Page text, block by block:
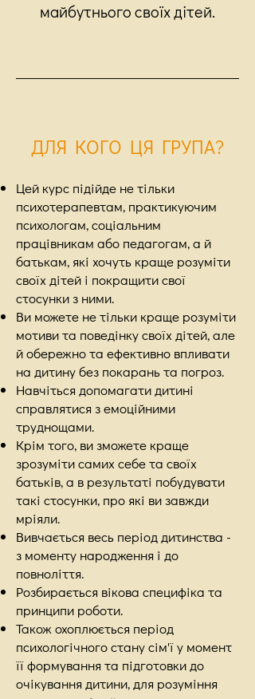
майбутнього своїх дітей.
ДЛЯ КОГО ЦЯ ГРУПА?
Цей курс підійде не тільки
психотерапевтам, практикуючим
психологам, соціальним
працівникам або педагогам, а й
батькам, які хочуть краще розуміти
своїх дітей і покращити свої
стосунки з ними.
Ви можете не тільки краще розуміти
мотиви та поведінку своїх дітей, але
й обережно та ефективно впливати
на дитину без покарань та погроз.
Навчіться допомагати дитині
справлятися з емоційними
труднощами.
Крім того, ви зможете краще
зрозуміти самих себе та своїх
батьків, а в результаті побудувати
такі стосунки, про які ви завжди
мріяли.
Вивчається весь період дитинства -
з моменту народження і до
повноліття.
Розбирається вікова специфіка та
принципи роботи.
Також охоплюється період
психологічного стану сім'ї у момент
її формування та підготовки до
очікування дитини, для розуміння